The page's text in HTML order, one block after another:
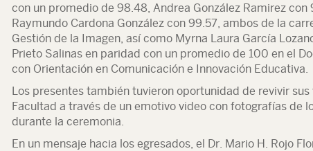
con un promedio de 98.48, Andrea González Ramirez con
Raymundo Cardona González con 99.57, ambos de la
Gestión de la Imagen, así como Myrna Laura García
Prieto Salinas en paridad con un promedio de 100 en el
con Orientación en Comunicación e Innovación Educativa.
Los presentes también tuvieron oportunidad de revivir sus
Facultad a través de un emotivo video con fotografías de
durante la ceremonia.
En un mensaje hacia los egresados, el Dr. Mario H. Rojo